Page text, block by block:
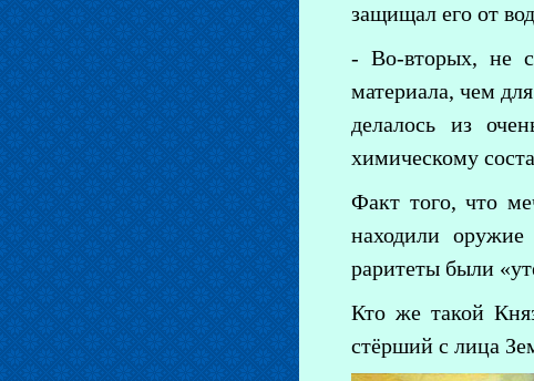
защищал его от
- Во-вторых, не
материала, чем
делалось из
химическому
Факт того, что
находили
раритеты были
Кто же такой
стёрший с лица